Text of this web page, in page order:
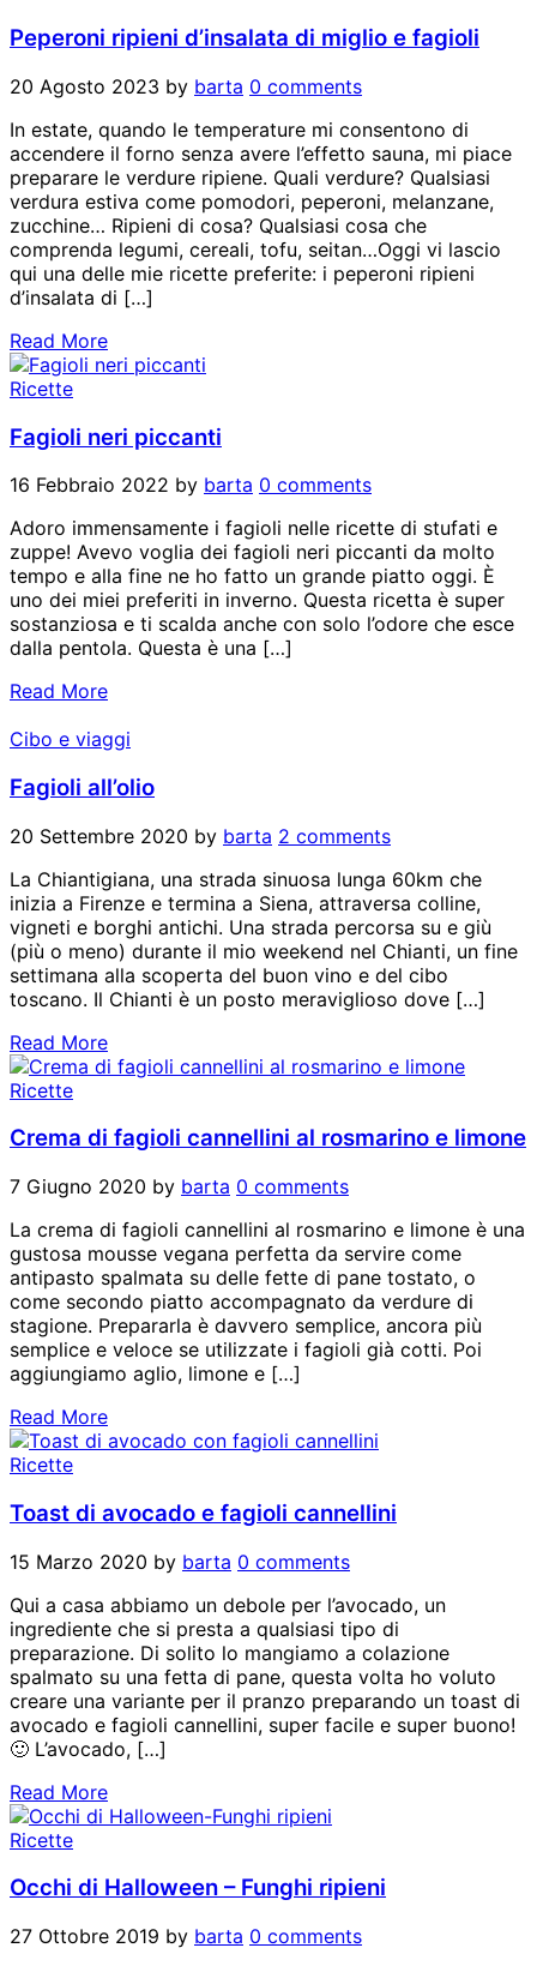
Peperoni ripieni d’insalata di miglio e fagioli
20 Agosto 2023 by barta 0 comments
In estate, quando le temperature mi consentono di
accendere il forno senza avere l’effetto sauna, mi piace
preparare le verdure ripiene. Quali verdure? Qualsiasi
verdura estiva come pomodori, peperoni, melanzane,
zucchine… Ripieni di cosa? Qualsiasi cosa che
comprenda legumi, cereali, tofu, seitan…Oggi vi lascio
qui una delle mie ricette preferite: i peperoni ripieni
d’insalata di […]
Read More
Ricette
Fagioli neri piccanti
16 Febbraio 2022 by barta 0 comments
Adoro immensamente i fagioli nelle ricette di stufati e
zuppe! Avevo voglia dei fagioli neri piccanti da molto
tempo e alla fine ne ho fatto un grande piatto oggi. È
uno dei miei preferiti in inverno. Questa ricetta è super
sostanziosa e ti scalda anche con solo l’odore che esce
dalla pentola. Questa è una […]
Read More
Cibo e viaggi
Fagioli all’olio
20 Settembre 2020 by barta 2 comments
La Chiantigiana, una strada sinuosa lunga 60km che
inizia a Firenze e termina a Siena, attraversa colline,
vigneti e borghi antichi. Una strada percorsa su e giù
(più o meno) durante il mio weekend nel Chianti, un fine
settimana alla scoperta del buon vino e del cibo
toscano. Il Chianti è un posto meraviglioso dove […]
Read More
Ricette
Crema di fagioli cannellini al rosmarino e limone
7 Giugno 2020 by barta 0 comments
La crema di fagioli cannellini al rosmarino e limone è una
gustosa mousse vegana perfetta da servire come
antipasto spalmata su delle fette di pane tostato, o
come secondo piatto accompagnato da verdure di
stagione. Prepararla è davvero semplice, ancora più
semplice e veloce se utilizzate i fagioli già cotti. Poi
aggiungiamo aglio, limone e […]
Read More
Ricette
Toast di avocado e fagioli cannellini
15 Marzo 2020 by barta 0 comments
Qui a casa abbiamo un debole per l’avocado, un
ingrediente che si presta a qualsiasi tipo di
preparazione. Di solito lo mangiamo a colazione
spalmato su una fetta di pane, questa volta ho voluto
creare una variante per il pranzo preparando un toast di
avocado e fagioli cannellini, super facile e super buono!
🙂 L’avocado, […]
Read More
Ricette
Occhi di Halloween – Funghi ripieni
27 Ottobre 2019 by barta 0 comments